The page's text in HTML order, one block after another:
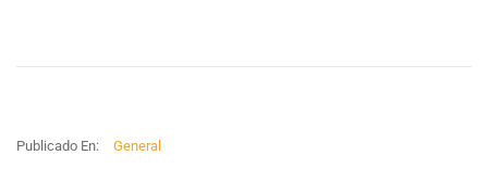
Publicado En: General